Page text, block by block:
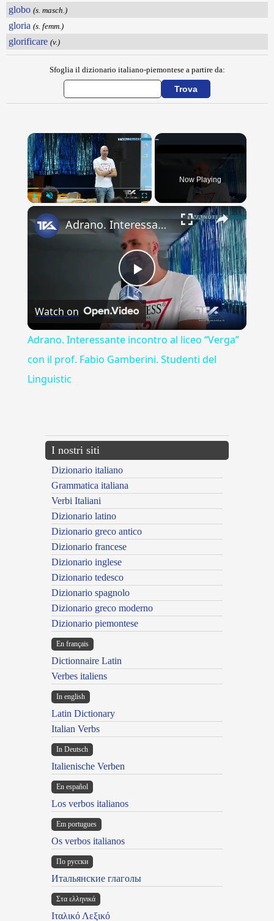
globo (s. masch.)
gloria (s. femm.)
glorificare (v.)
Sfoglia il dizionario italiano-piemontese a partire da:
×
Now Playing
×
Play
Video
Adrano. Interessante incontro al liceo “Verga” con il prof. Fabio Gamberini. Studenti del Linguistic
Watch on
Adrano. Interessante incontro al liceo “Verga”
con il prof. Fabio Gamberini. Studenti del
Linguistic
I nostri siti
Dizionario italiano
Grammatica italiana
Verbi Italiani
Dizionario latino
Dizionario greco antico
Dizionario francese
Dizionario inglese
Dizionario tedesco
Dizionario spagnolo
Dizionario greco moderno
Dizionario piemontese
En français
Dictionnaire Latin
Verbes italiens
In english
Latin Dictionary
Italian Verbs
In Deutsch
Italienische Verben
En español
Los verbos italianos
Em portugues
Os verbos italianos
По русски
Итальянские глаголы
Στα ελληνικά
Ιταλικό Λεξικό